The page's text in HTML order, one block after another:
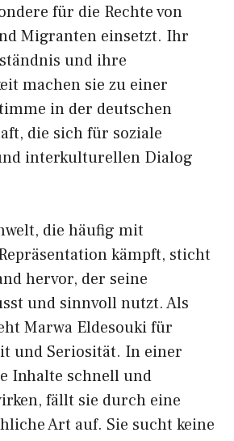
für die Rechte von
Migranten einsetzt. Ihr
und ihre
machen sie zu einer
in der deutschen
die sich für soziale
interkulturellen Dialog
die häufig mit
kämpft, sticht
hervor, der seine
und sinnvoll nutzt. Als
Marwa Eldesouki für
und Seriosität. In einer
Inhalte schnell und
fällt sie durch eine
Art auf. Sie sucht keine